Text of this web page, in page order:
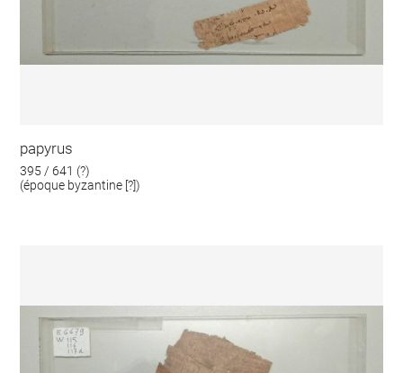
papyrus
395 / 641 (?)
(époque byzantine [?])